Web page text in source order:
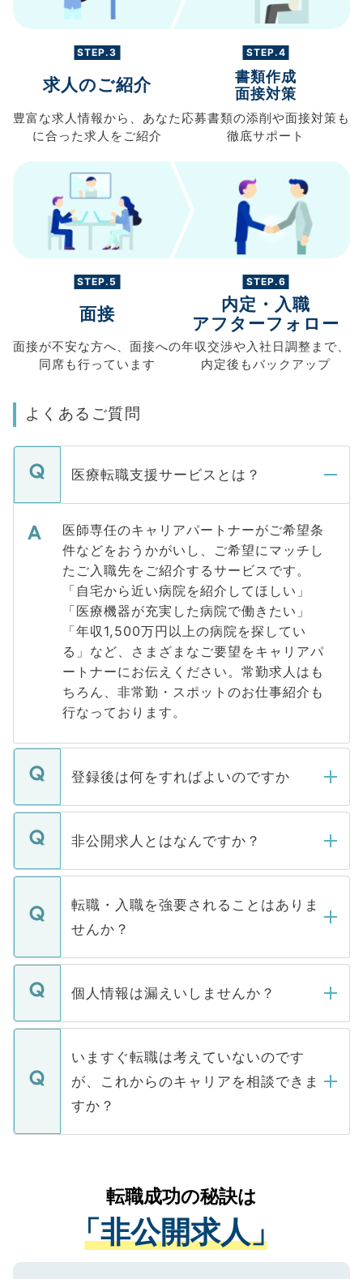
STEP.3
求人のご紹介
豊富な求人情報から、 あなた
に合った求人を ご紹介
STEP.4
書類作成
面接対策
応募書類の添削や面接対策も
徹底サポート
STEP.5
面接
面接が不安な方へ、 面接への
同席も行っています
STEP.6
内定・入職
アフターフォロー
年収交渉や入社日調整まで、
内定後もバックアップ
よくあるご質問
医療転職支援サービスとは？
医師専任のキャリアパートナーがご希望条
件などをおうかがいし、ご希望にマッチし
たご入職先をご紹介するサービスです。
「自宅から近い病院を紹介してほしい」
「医療機器が充実した病院で働きたい」
「年収1,500万円以上の病院を探してい
る」など、さまざまなご要望をキャリアパ
ートナーにお伝えください。常勤求人はも
ちろん、非常勤・スポットのお仕事紹介も
行なっております。
登録後は何をすればよいのですか
ご登録いただきましたら、弊社担当者がご
登録内容を確認し、その後メールもしくは
ます。通常、5営業日以内にはご連絡をせて
いただきますので、しばらくお待ちくださ
非公開求人とはなんですか？
マイナビDOCTORで取り扱っている求人の
うち約3割は、Webサイトからご覧いただ
けない「非公開求人」です。非公開求人は
下記の理由によって、一般には公開してい
ません。
■応募殺到を避けるため 人気のある医療機
関を公にしてしまうと、応募が殺到する場
に、医療機関が求める条件に合った人材の
みを人材紹介会社に依頼するケースが増え
ています。
転職・入職を強要されることはありま
せんか？
転職・入職を強要することは一切ありませ
ん。また、仮に応募先から内定をいただい
定を承諾する必要はありません。内定先へ
の辞退の連絡はキャリアパートナーが行い
個人情報は漏えいしませんか？
個人情報が漏えいすることはありませんの
で、ご安心ください。当サイトからの登録
などで収集したご登録者様の個人情報は、
ご本人のキャリアアップおよび転職活動の
支援を目的に使用いたします。お預かりし
ているすべての個人データはご本人の許可
は、個人情報の取り扱いについての厳密な
管理基準を満たした事業者のみに付与され
る、プライバシーマークを取得済みです。
いますぐ転職は考えていないのです
が、これからのキャリアを相談できま
すか？
かがいして、現在の医療機関の状況や紹介
経験をまじえながら、適切なアドバイスを
させていただきます。すぐにご転職をされ
ない方には、長期的なサポートが可能です
ので、まずはご登録ください。
転職成功の秘訣は
「非公開求人」